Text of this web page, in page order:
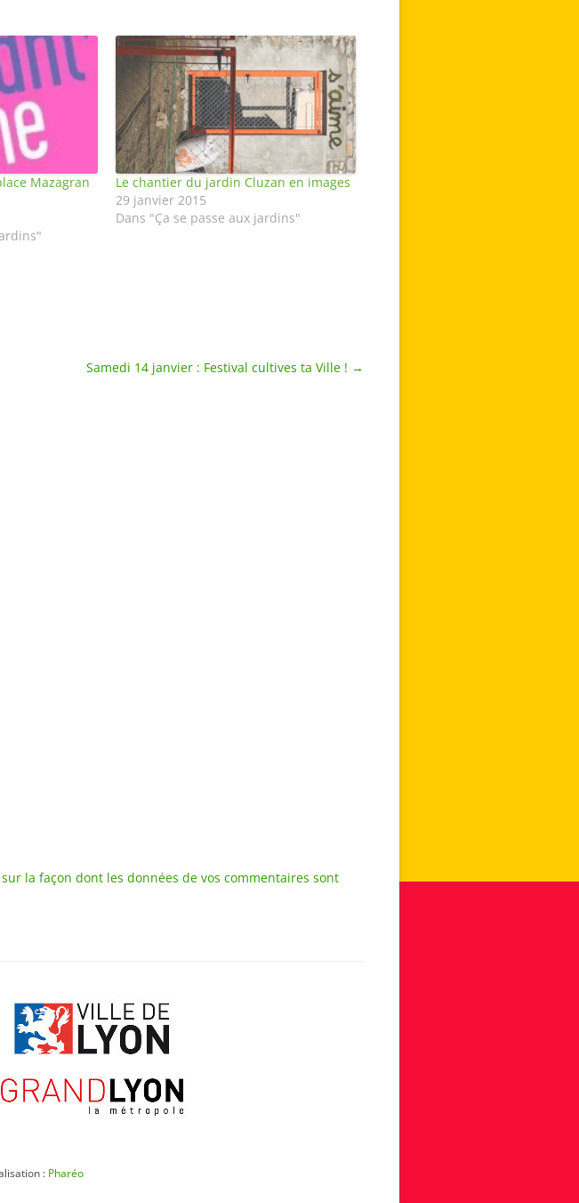
Mazagran
Le chantier du jardin Cluzan en images
29 janvier 2015
Dans "Ça se passe aux jardins"
Samedi 14 janvier : Festival cultives ta Ville ! →
la façon dont les données de vos commentaires sont
: Pharéo